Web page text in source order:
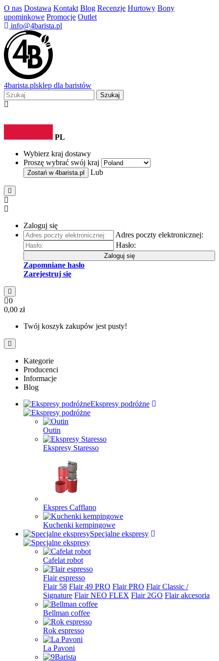
O nas Dostawa Kontakt Blog Recenzje Hurtowy Bony
upominkowe Promocje Outlet
info@4barista.pl
4barista.plsklep dla baristów
Szukaj
PL
Wybierz kraj dostawy
Proszę wybrać swój kraj
Zostań w 4barista.pl Lub
Zaloguj się
Adres poczty elektronicznej:
Hasło:
Zaloguj się
Zapomniane hasło
Zarejestruj się
0
0,00 zł
Twój koszyk zakupów jest pusty!
Kategorie
Producenci
Informacje
Blog
Ekspresy podróżne
Outin
Ekspresy Staresso
Ekspres Cafflano
Kuchenki kempingowe
Specjalne ekspresy
Cafelat robot
Flair espresso
Flair 58 Flair 49 PRO Flair PRO Flair Classic /
Signature Flair NEO FLEX Flair 2GO Flair akcesoria
Bellman coffee
Rok espresso
La Pavoni